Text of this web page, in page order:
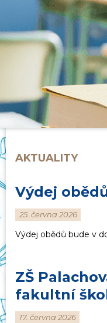
AKTUALITY
Výdej
25. června 2026
Výdej obědů bude v
ZŠ
fakultní
17. června 2026